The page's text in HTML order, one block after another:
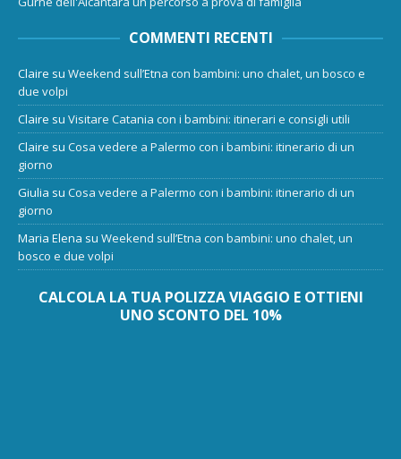
COMMENTI RECENTI
Claire su Weekend sull’Etna con bambini: uno chalet, un bosco e
due volpi
Claire su Visitare Catania con i bambini: itinerari e consigli utili
Claire su Cosa vedere a Palermo con i bambini: itinerario di un
giorno
Giulia su Cosa vedere a Palermo con i bambini: itinerario di un
giorno
Maria Elena su Weekend sull’Etna con bambini: uno chalet, un
bosco e due volpi
CALCOLA LA TUA POLIZZA VIAGGIO E OTTIENI
UNO SCONTO DEL 10%